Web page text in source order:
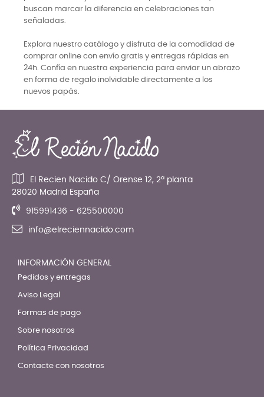
buscan marcar la diferencia en celebraciones tan
señaladas.
Explora nuestro catálogo y disfruta de la comodidad de
comprar online con envío gratis y entregas rápidas en
24h. Confía en nuestra experiencia para enviar un abrazo
en forma de regalo inolvidable directamente a los
nuevos papás.
El Recien Nacido C/ Orense 12, 2ª planta
28020 Madrid España
915991436 - 625500000
info@elreciennacido.com
INFORMACIÓN GENERAL
Pedidos y entregas
Aviso Legal
Formas de pago
Sobre nosotros
Política Privacidad
Contacte con nosotros